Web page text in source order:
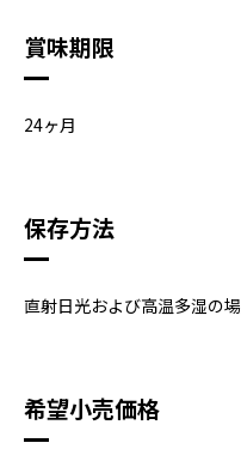
賞味期限
24ヶ月
保存方法
直射日光および高温多湿の
希望小売価格